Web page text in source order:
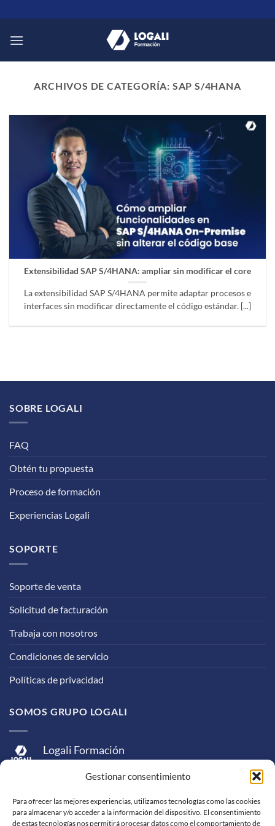
Gestionar consentimiento
Para ofrecer las mejores experiencias, utilizamos tecnologías como las cookies
para almacenar y/o acceder a la información del dispositivo. El consentimiento
de estas tecnologías nos permitirá procesar datos como el comportamiento de
al
contenido
ARCHIVOS DE CATEGORÍA: SAP S/4HANA
Extensibilidad SAP S/4HANA: ampliar sin modificar el core
La extensibilidad SAP S/4HANA permite adaptar procesos e
interfaces sin modificar directamente el código estándar. [...]
SOBRE LOGALI
FAQ
Obtén tu propuesta
Proceso de formación
Experiencias Logali
SOPORTE
Soporte de venta
Solicitud de facturación
Trabaja con nosotros
Condiciones de servicio
Políticas de privacidad
SOMOS GRUPO LOGALI
Logali Formación
Logali Consultoría
Logali Ingeniería